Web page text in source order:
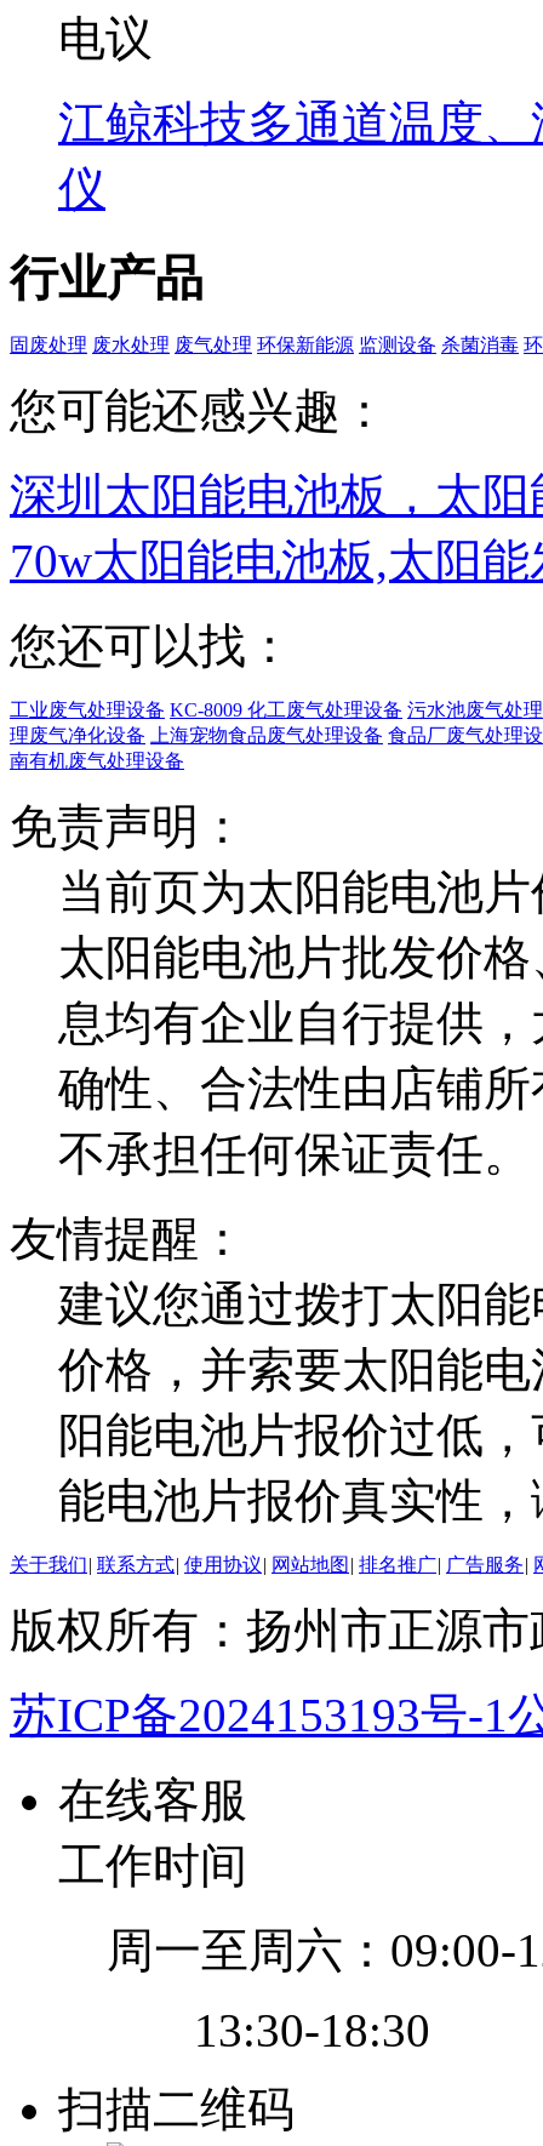
电议
江鲸科技多通道温度
仪
行业产品
固废处理 废水处理 废气处理 环保新能源 监测设备 杀菌消毒
您可能还感兴趣：
深圳太阳能电池板，太
70w太阳能电池板,太阳
您还可以找：
工业废气处理设备 KC-8009 化工废气处理设备 污水池废气处
理废气净化设备
上海宠物食品废气处理设备 食品厂废气处理
南有机废气处理设备
免责声明：
当前页为太阳能电池
太阳能电池片批发价
息均有企业自行提供
确性、合法性由店铺
不承担任何保证责任。
友情提醒：
建议您通过拨打太阳
价格，并索要太阳能
阳能电池片报价过低
能电池片报价真实性
关于我们| 联系方式| 使用协议| 网站地图 | 排名推广| 广告服务|
版权所有：扬州市正源
苏ICP备2024153193号-1
在线客服
工作时间
周一至周六：09:00-
13:30-18:30
扫描二维码